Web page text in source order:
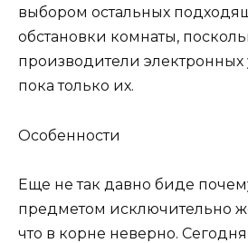
выбором остальных
обстановки комнаты,
производители электронных
пока только их.
Особенности
Еще не так давно биде
предметом исключительно
что в корне неверно. Сегодня